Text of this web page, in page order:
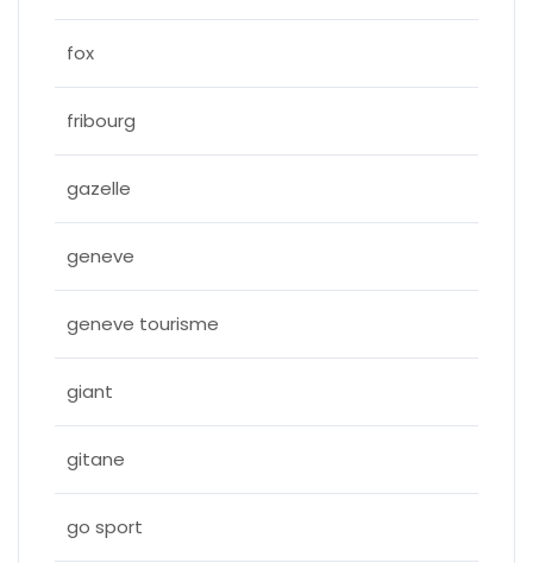
fox
fribourg
gazelle
geneve
geneve tourisme
giant
gitane
go sport